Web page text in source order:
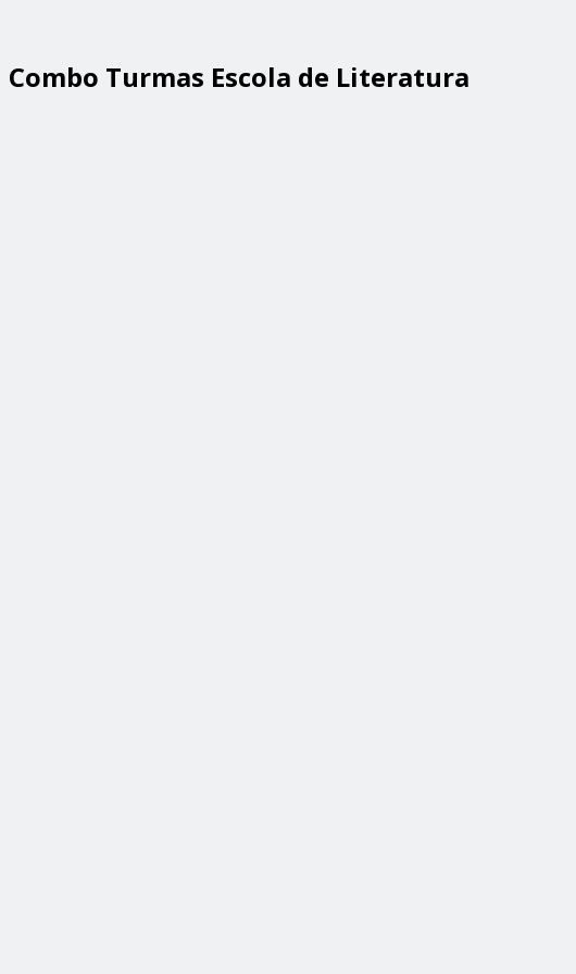
Combo Turmas Escola de Literatura